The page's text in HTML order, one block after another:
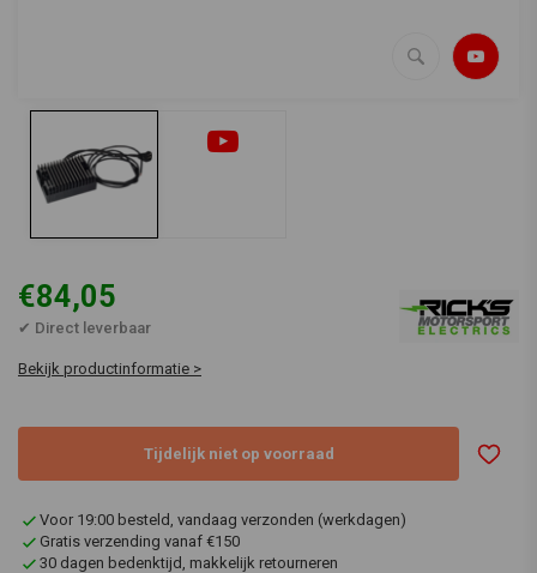
€84,05
✔ Direct leverbaar
Bekijk productinformatie >
Tijdelijk niet op voorraad
Voor 19:00 besteld, vandaag verzonden (werkdagen)
Gratis verzending vanaf €150
30 dagen bedenktijd, makkelijk retourneren